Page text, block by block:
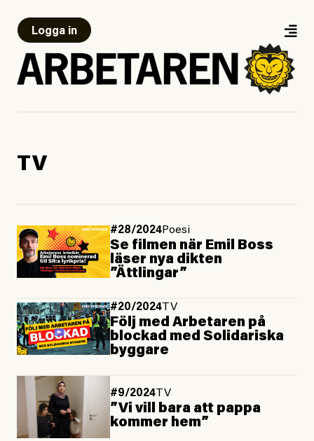
Logga in
TV
#28/2024Poesi
Se filmen när Emil Boss
läser nya dikten
”Ättlingar”
#20/2024TV
Följ med Arbetaren på
blockad med Solidariska
byggare
#9/2024TV
”Vi vill bara att pappa
kommer hem”